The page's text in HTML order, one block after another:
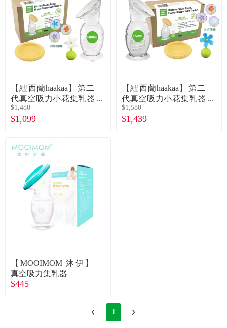
【紐西蘭haakaa】第二
代真空吸力小花集乳器
100ML三件組(公司貨集
乳瓶100ML*1+防塵蓋*
$1,480
$1,099
【紐西蘭haakaa】第二
代真空吸力小花集乳器
150ML三件組(公司貨集
乳瓶150ML*1+防塵蓋*
$1,580
$1,439
【MOOIMOM 沐伊】
真空吸力集乳器
$445
1